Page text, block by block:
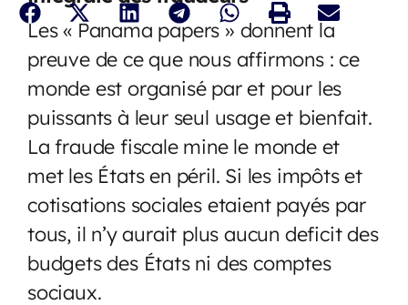
Les « Panama papers » donnent la
preuve de ce que nous affirmons : ce
monde est organisé par et pour les
puissants à leur seul usage et bienfait.
La fraude fiscale mine le monde et
met les États en péril. Si les impôts et
cotisations sociales etaient payés par
tous, il n’y aurait plus aucun deficit des
budgets des États ni des comptes
sociaux.